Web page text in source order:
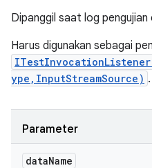
Dipanggil saat log pengujian
Harus digunakan sebagai
ype,InputStreamSource) .
Parameter
dataName